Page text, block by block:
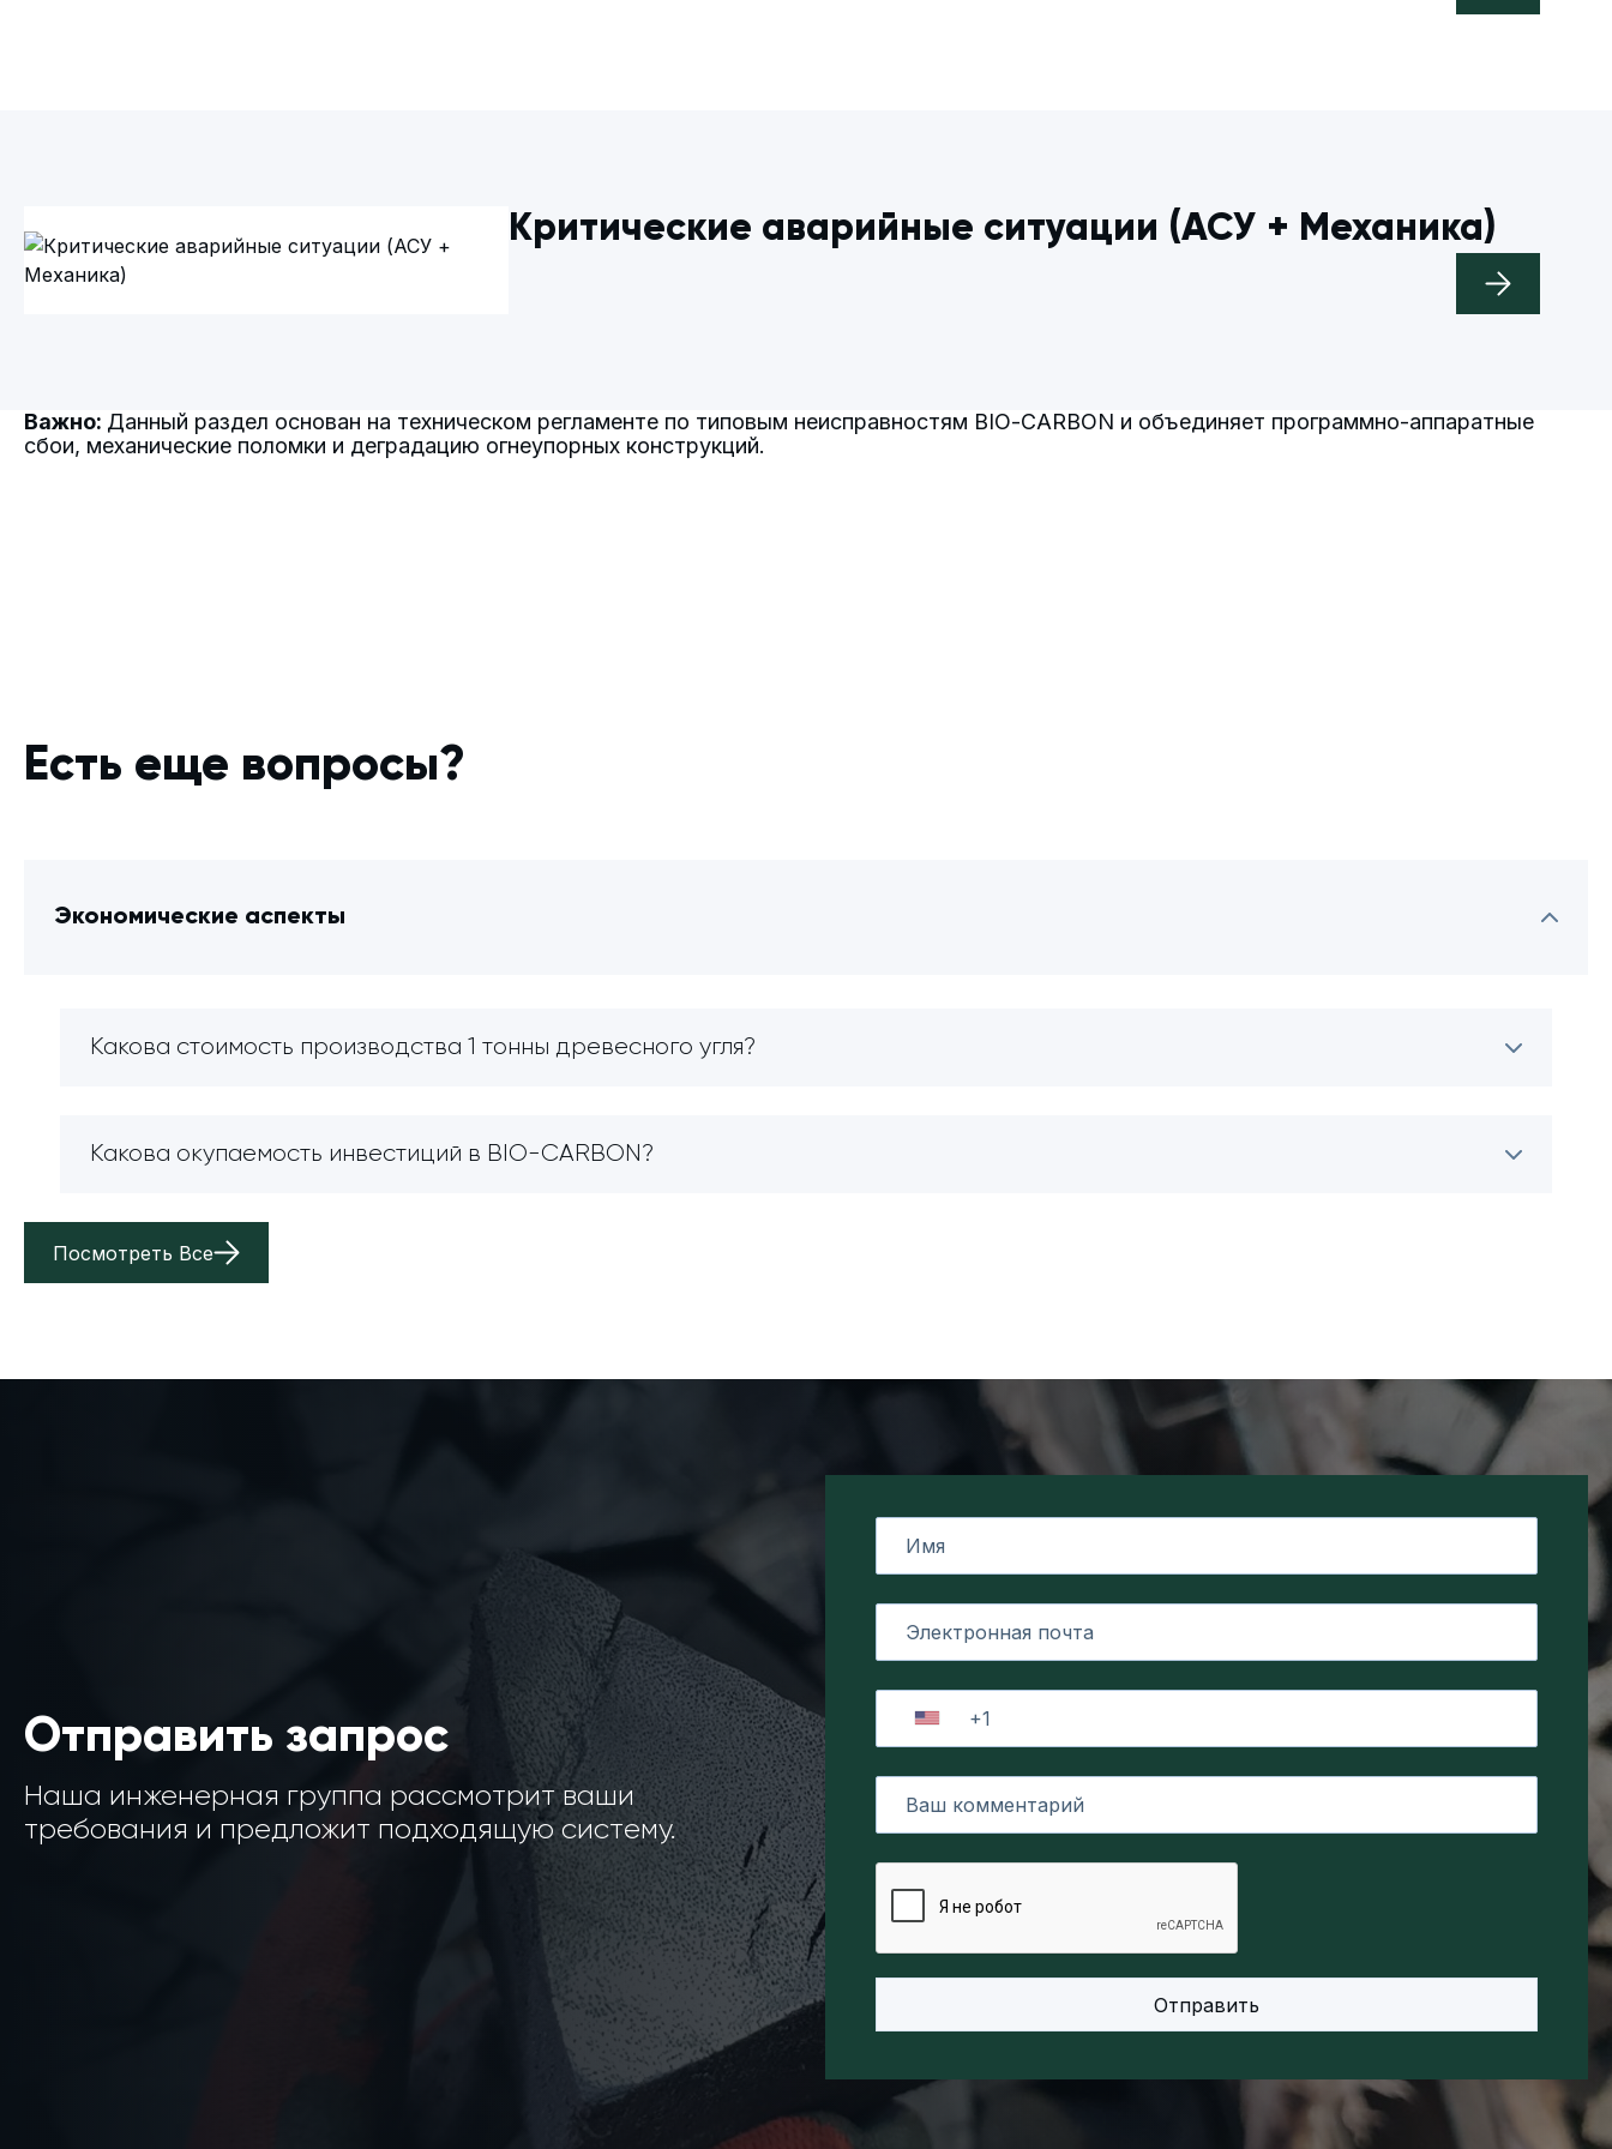
Критические аварийные ситуации (АСУ + Механика)
Важно: Данный раздел основан на техническом регламенте по типовым неисправностям BIO-CARBON и объединяет программно-аппаратные
сбои, механические поломки и деградацию огнеупорных конструкций.
Есть еще вопросы?
Экономические аспекты
Какова стоимость производства 1 тонны древесного угля?
Какова окупаемость инвестиций в BIO-CARBON?
Посмотреть Все
Отправить запрос
Наша инженерная группа рассмотрит ваши
требования и предложит подходящую систему.